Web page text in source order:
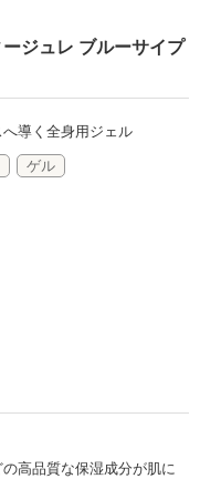
ジュレ ブルーサイプ
導く全身用ジェル
ゲル
高品質な保湿成分が肌に